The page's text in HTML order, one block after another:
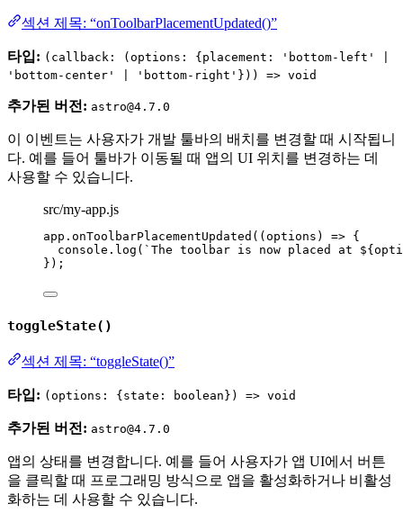
섹션 제목: “onToolbarPlacementUpdated()”
타입: (callback: (options: {placement: 'bottom-left' |
'bottom-center' | 'bottom-right'})) => void
추가된 버전: astro@4.7.0
이 이벤트는 사용자가 개발 툴바의 배치를 변경할 때 시작됩니
다. 예를 들어 툴바가 이동될 때 앱의 UI 위치를 변경하는 데
사용할 수 있습니다.
src/my-app.js
app . onToolbarPlacementUpdated ( ( options ) => {
console . log ( ` The toolbar is now placed at ${
});
toggleState()
섹션 제목: “toggleState()”
타입: (options: {state: boolean}) => void
추가된 버전: astro@4.7.0
앱의 상태를 변경합니다. 예를 들어 사용자가 앱 UI에서 버튼
을 클릭할 때 프로그래밍 방식으로 앱을 활성화하거나 비활성
화하는 데 사용할 수 있습니다.